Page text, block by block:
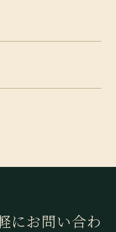
にお問い合わ